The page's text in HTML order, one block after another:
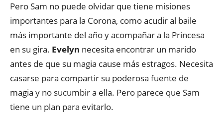
Pero Sam no puede olvidar que tiene misiones
importantes para la Corona, como acudir al baile
más importante del año y acompañar a la Princesa
en su gira. Evelyn necesita encontrar un marido
antes de que su magia cause más estragos. Necesita
casarse para compartir su poderosa fuente de
magia y no sucumbir a ella. Pero parece que Sam
tiene un plan para evitarlo.